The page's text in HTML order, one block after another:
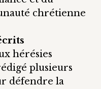
chrétienne
hérésies
plusieurs
défendre la